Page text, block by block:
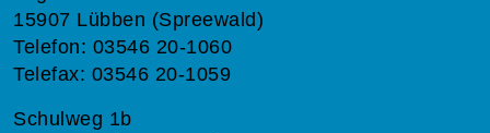
15907 Lübben (Spreewald)
Telefon: 03546 20-1060
Telefax: 03546 20-1059
Schulweg 1b